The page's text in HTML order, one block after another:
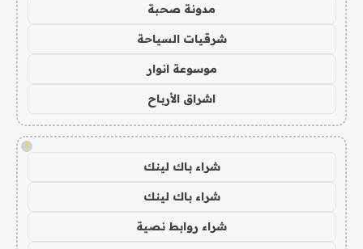
مدونة صحبة
شرقيات السياحة
موسوعة انوار
اشراق الأرباح
!
شراء باك لينك
شراء باك لينك
شراء روابط نصية